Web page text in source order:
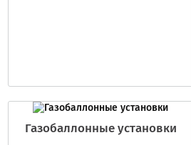
Газобаллонные установки